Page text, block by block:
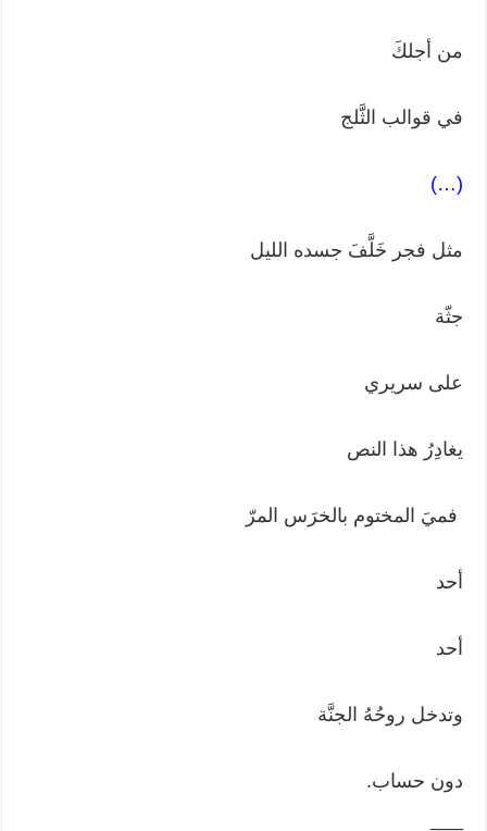
من أجلكَ
في قوالب الثَّلج
(…)
مثل فجر خَلَّفَ جسده الليل
جثّة
على سريري
يغادِرُ هذا النص
فميَ المختوم بالخرَس المرّ
أحد
أحد
وتدخل روحُهُ الجنَّة
دون حساب.